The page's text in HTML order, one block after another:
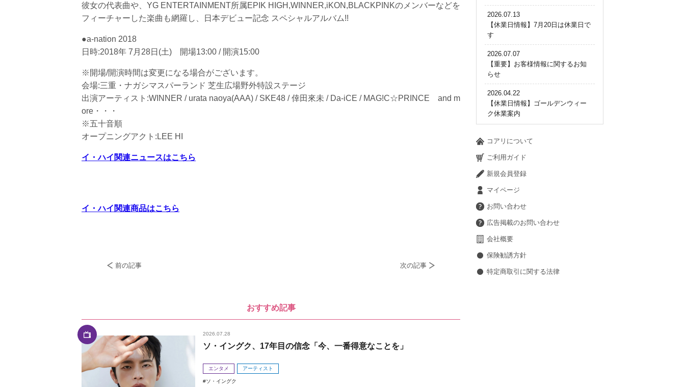
彼女の代表曲や、YG ENTERTAINMENT所属EPIK HIGH,WINNER,iKON,BLACKPINKのメンバーなどを
フィーチャーした楽曲も網羅し、日本デビュー記念 スペシャルアルバム!!
●a-nation 2018
日時:2018年 7月28日(土) 開場13:00 / 開演15:00
※開場/開演時間は変更になる場合がございます。
会場:三重・ナガシマスパーランド 芝生広場野外特設ステージ
出演アーティスト:WINNER / urata naoya(AAA) / SKE48 / 倖田來未 / Da-iCE / MAG!C☆PRINCE and m
ore・・・
※五十音順
オープニングアクト:LEE HI
イ・ハイ関連ニュースはこちら
イ・ハイ関連商品はこちら
前の記事 次の記事
おすすめ記事
2026.07.28
ソ・イングク、17年目の信念「今、一番得意なことを」
エンタメ アーティスト
ソ・イングク
2026.07.13
【休業日情報】7月20日は休業日で
す
2026.07.07
【重要】お客様情報に関するお知
らせ
2026.04.22
【休業日情報】ゴールデンウィー
ク休業案内
コアリについて
ご利用ガイド
新規会員登録
マイページ
お問い合わせ
広告掲載のお問い合わせ
会社概要
保険勧誘方針
特定商取引に関する法律